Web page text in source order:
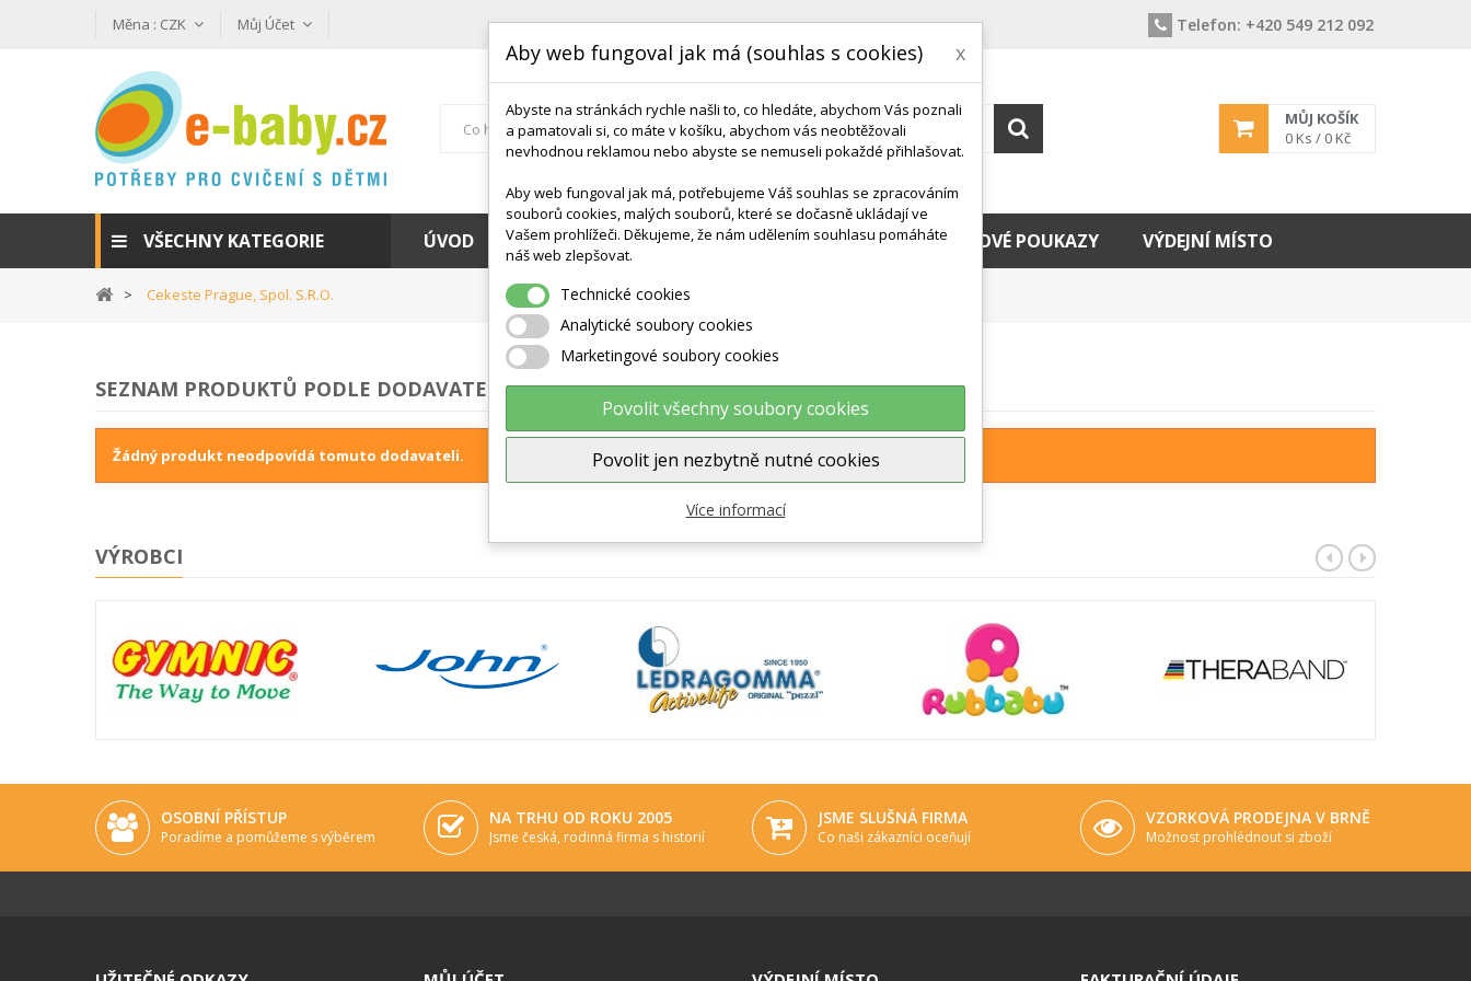
Měna : CZK Můj Účet Telefon: +420 549 212 092
MŮJ KOŠÍK
0 Ks / 0 Kč
VŠECHNY KATEGORIE ÚVOD KONTAKT DODÁNÍ A TERMÍNY CZ & SK DÁRKOVÉ POUKAZY VÝDEJNÍ MÍSTO
Cekeste Prague, Spol. S.r.o.
SEZNAM PRODUKTŮ PODLE DODAVATELŮ: CEKESTE PRAGUE, SPOL. S.R.O.
Žádný produkt neodpovídá tomuto dodavateli.
VÝROBCI
OSOBNÍ PŘÍSTUP
Poradíme a pomůžeme s výběrem
NA TRHU OD ROKU 2005
Jsme česká, rodinná firma s historií
JSME SLUŠNÁ FIRMA
Co naši zákazníci oceňují
VZORKOVÁ PRODEJNA V BRNĚ
Možnost prohlédnout si zboží
Aby web fungoval jak má (souhlas s cookies) x
Abyste na stránkách rychle našli to, co hledáte, abychom Vás poznali
a pamatovali si, co máte v košíku, abychom vás neobtěžovali
nevhodnou reklamou nebo abyste se nemuseli pokaždé přihlašovat.
Aby web fungoval jak má, potřebujeme Váš souhlas se zpracováním
souborů cookies, malých souborů, které se dočasně ukládají ve
Vašem prohlížeči. Děkujeme, že nám udělením souhlasu pomáháte
náš web zlepšovat.
Technické cookies
Analytické soubory cookies
Marketingové soubory cookies
Povolit všechny soubory cookies
Povolit jen nezbytně nutné cookies
Více informací